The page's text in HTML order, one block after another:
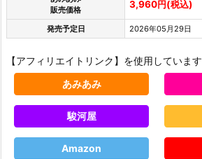
販売価格
3,960円(税込)
発売予定日 2026年05月29日
【アフィリエイトリンク】を使用しています
あみあみ
駿河屋
Amazon